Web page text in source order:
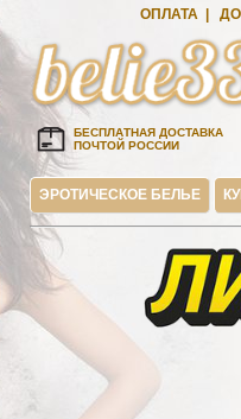
ОПЛАТА
БЕСПЛАТНАЯ ДОСТАВКА
ПОЧТОЙ РОССИИ
ЭРОТИЧЕСКОЕ БЕЛЬЕ